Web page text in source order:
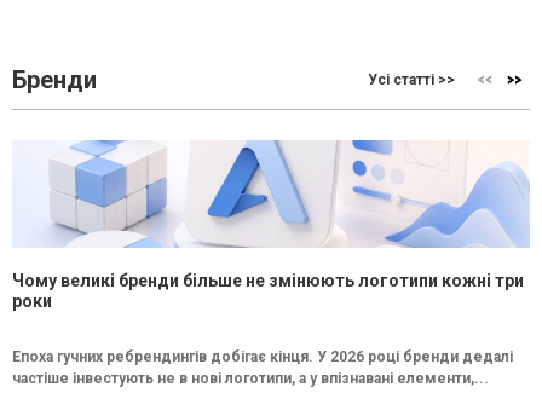
Бренди Усі статті >>
Чому великі бренди більше не змінюють логотипи кожні три
роки
Епоха гучних ребрендингів добігає кінця. У 2026 році бренди дедалі
частіше інвестують не в нові логотипи, а у впізнавані елементи,...